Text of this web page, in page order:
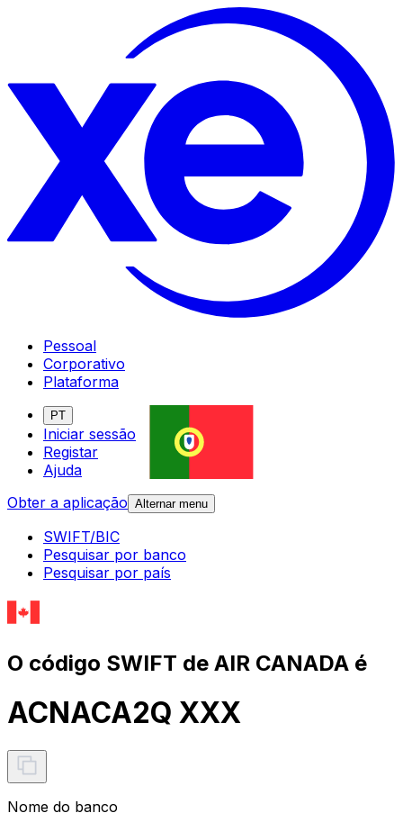
Pessoal
Corporativo
Plataforma
PT
Iniciar sessão
Registar
Ajuda
Obter a aplicação Alternar menu
SWIFT/BIC
Pesquisar por banco
Pesquisar por país
O código SWIFT de AIR CANADA é
ACNACA2Q XXX
Nome do banco